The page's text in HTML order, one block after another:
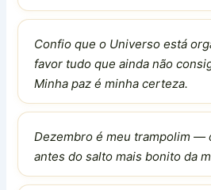
Confio que o Universo está
favor tudo que ainda não
Minha paz é minha certeza.
Dezembro é meu trampolim —
antes do salto mais bonito da